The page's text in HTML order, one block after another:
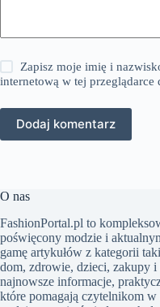
Zapisz moje imię i
internetową w tej przeglądarce
Dodaj komentarz
O nas
FashionPortal.pl to
poświęcony modzie i
gamę artykułów z kategorii
dom, zdrowie, dzieci, zakupy i
najnowsze informacje,
które pomagają czytelnikom